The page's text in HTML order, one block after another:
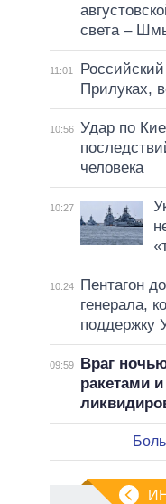
света –
11:01
Прилуках,
10:56 Удар по
человека
10:27
10:24
Пентагон
генерала,
поддержку
09:59
Враг
ракетами